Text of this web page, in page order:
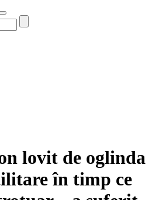
lovit de oglinda
în timp ce